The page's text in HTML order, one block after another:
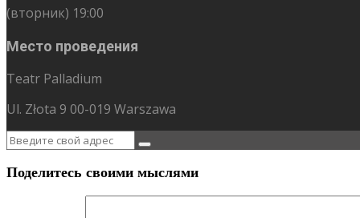
(вторник) 19:00
Место проведения
Teatr Palladium
Ul. Złota 9 00-019 Warszawa
Поделитесь своими мыслями